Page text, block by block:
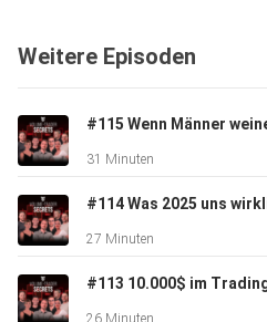
⁠⁠YouTube Volume-Trader⁠⁠
⁠⁠Instagram⁠⁠
⁠⁠Website
Weitere Episoden
31 Minuten
27 Minuten
26 Minuten